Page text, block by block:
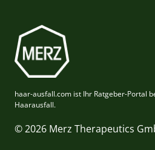
haar-ausfall.com ist Ihr Ratgeber-Portal
Haarausfall.
© 2026 Merz Therapeutics